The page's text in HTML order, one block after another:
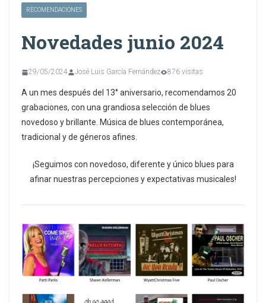
RECOMENDACIONES
Novedades junio 2024
29/05/2024 José Luis García Fernández 876 visitas
A un mes después del 13° aniversario, recomendamos 20
grabaciones, con una grandiosa selección de blues
novedoso y brillante. Música de blues contemporánea,
tradicional y de géneros afines.
¡Seguimos con novedoso, diferente y único blues para
afinar nuestras percepciones y expectativas musicales!